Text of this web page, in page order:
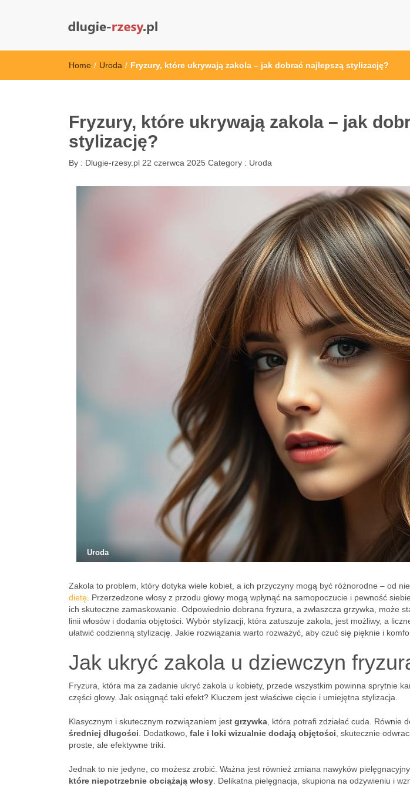
Home / Uroda / Fryzury, które ukrywają zakola – jak dobrać najlepszą stylizację?
Fryzury, które ukrywają zakola – jak
stylizację?
By : Dlugie-rzesy.pl 22 czerwca 2025 Category : Uroda
Uroda
Zakola to problem, który dotyka wiele kobiet, a ich przyczyny mogą być różnorodne – od
dietę . Przerzedzone włosy z przodu głowy mogą wpłynąć na samopoczucie i pewność
ich skuteczne zamaskowanie. Odpowiednio dobrana fryzura, a zwłaszcza grzywka, może
linii włosów i dodania objętości. Wybór stylizacji, która zatuszuje zakola, jest możliwy, a
ułatwić codzienną stylizację. Jakie rozwiązania warto rozważyć, aby czuć się pięknie i
Jak ukryć zakola u dziewczyn
Fryzura, która ma za zadanie ukryć zakola u kobiety, przede wszystkim powinna sprytnie
części głowy. Jak osiągnąć taki efekt? Kluczem jest właściwe cięcie i umiejętna stylizacja.
Klasycznym i skutecznym rozwiązaniem jest grzywka , która potrafi zdziałać cuda. Równie
średniej długości . Dodatkowo, fale i loki wizualnie dodają objętości , skutecznie
proste, ale efektywne triki.
Jednak to nie jedyne, co możesz zrobić. Ważna jest również zmiana nawyków
które niepotrzebnie obciążają włosy . Delikatna pielęgnacja, skupiona na odżywieniu i